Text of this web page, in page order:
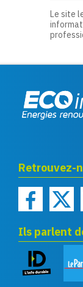
Le site
Retrouvez-
Ils parlent